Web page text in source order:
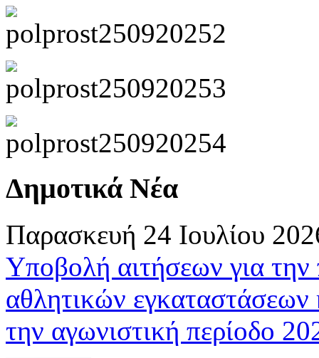
Δημοτικά Νέα
Παρασκευή 24 Ιουλίου
Υποβολή αιτήσεων για
αθλητικών
την αγωνιστική περίοδο